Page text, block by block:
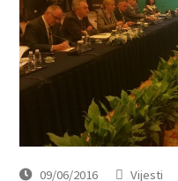
09/06/2016 Vijesti